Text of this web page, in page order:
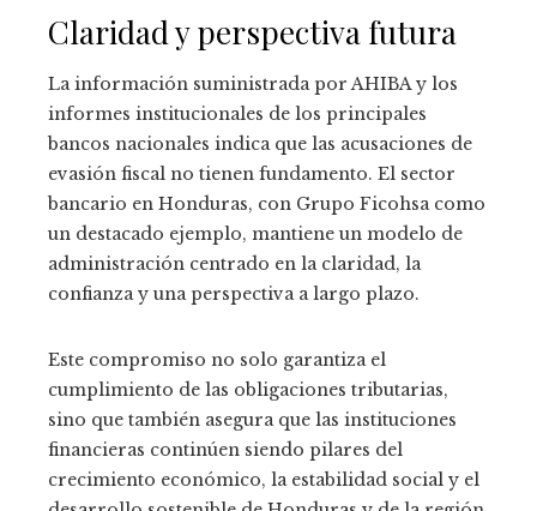
Claridad y perspectiva futura
La información suministrada por AHIBA y los
informes institucionales de los principales
bancos nacionales indica que las acusaciones de
evasión fiscal no tienen fundamento. El sector
bancario en Honduras, con Grupo Ficohsa como
un destacado ejemplo, mantiene un modelo de
administración centrado en la claridad, la
confianza y una perspectiva a largo plazo.
Este compromiso no solo garantiza el
cumplimiento de las obligaciones tributarias,
sino que también asegura que las instituciones
financieras continúen siendo pilares del
crecimiento económico, la estabilidad social y el